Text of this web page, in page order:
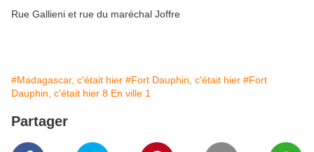
Rue Gallieni et rue du maréchal Joffre
#Madagascar, c'était hier #Fort Dauphin, c'était hier #Fort
Dauphin, c'était hier 8 En ville 1
Partager